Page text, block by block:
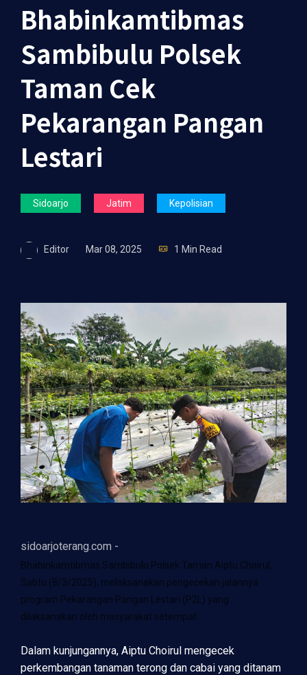
Bhabinkamtibmas
Sambibulu Polsek
Taman Cek
Pekarangan Pangan
Lestari
Sidoarjo Jatim Kepolisian
Editor Mar 08, 2025 1 Min Read
sidoarjoterang.com -
Bhabinkamtibmas Sambibulu Polsek Taman Aiptu Choirul,
Sabtu (8/3/2025), melaksanakan pengecekan jalannya
program Pekarangan Pangan Lestari (P2L) yang
dilaksanakan oleh masyarakat setempat.
Dalam kunjungannya, Aiptu Choirul mengecek
perkembangan tanaman terong dan cabai yang ditanam